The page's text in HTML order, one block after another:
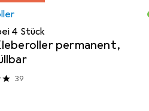
4 Stück
permanent,
39